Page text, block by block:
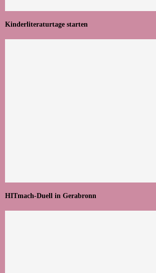
Kinderliteraturtage starten
HITmach-Duell in Gerabronn